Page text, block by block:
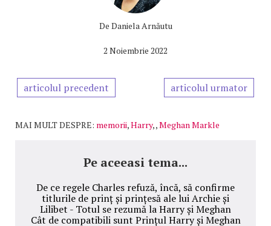
De Daniela Arnăutu
2 Noiembrie 2022
articolul precedent articolul urmator
MAI MULT DESPRE: memorii,Harry,,Meghan Markle
Pe aceeasi tema...
De ce regele Charles refuză, încă, să confirme
titlurile de prinț și prințesă ale lui Archie și
Lilibet - Totul se rezumă la Harry și Meghan
Cât de compatibili sunt Prințul Harry și Meghan